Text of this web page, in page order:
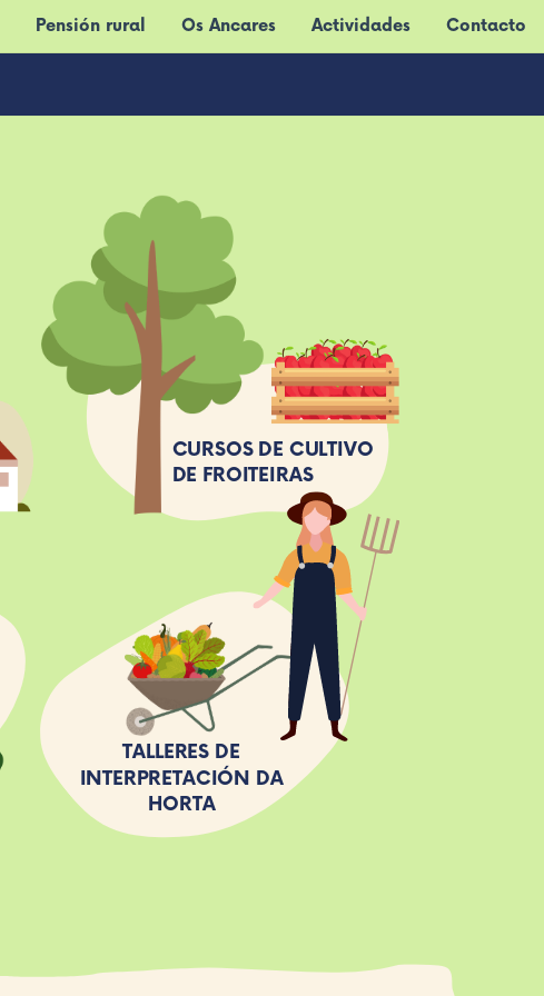
Pensión rural Os Ancares Actividades Contacto
TALLERES DE
INTERPRETACIÓN DA
HORTA
CURSOS DE CULTIVO
DE FROITEIRAS